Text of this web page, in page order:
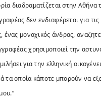
διαδραματίζεται στην Αθήνα
δεν ενδιαφέρεται για τις
ένας μοναχικός άνδρας,
χρησιμοποιεί την
για την ελληνική
τα οποία κάποτε μπορούν να